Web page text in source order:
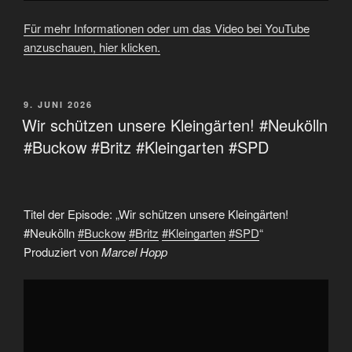
Für mehr Informationen oder um das Video bei YouTube
anzuschauen, hier klicken.
VERÖFFENTLICHT
AM
9. JUNI 2026
Wir schützen unsere Kleingärten! #Neukölln
#Buckow #Britz #Kleingarten #SPD
Titel der Episode: „Wir schützen unsere Kleingärten!
#Neukölln#Buckow#Britz #Kleingarten#SPD“
Produziert vonMarcel Hopp
„Wir